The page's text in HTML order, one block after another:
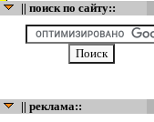
|| поиск по сайту::
|| реклама::